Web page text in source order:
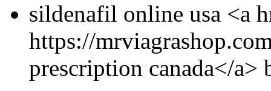
sildenafil online usa <a
https://
prescription canada</a>